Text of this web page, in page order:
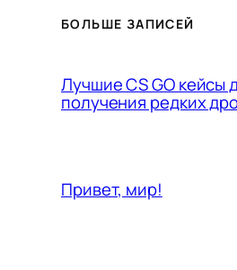
БОЛЬШЕ ЗАПИСЕЙ
Лучшие CS GO кейсы
получения редких
Привет, мир!